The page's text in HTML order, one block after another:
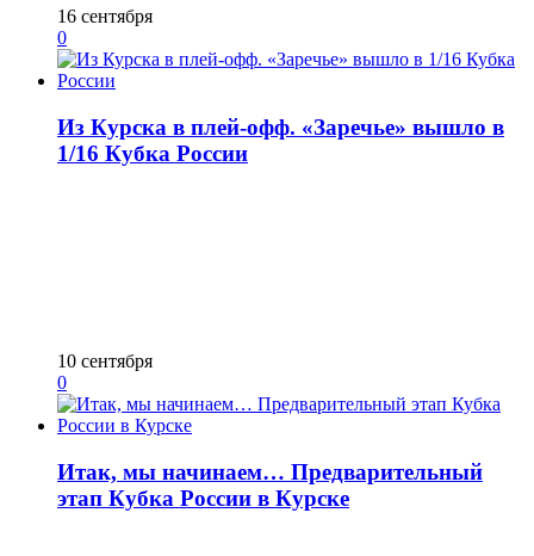
16 сентября
0
Из Курска в плей-офф. «Заречье» вышло в
1/16 Кубка России
10 сентября
0
Итак, мы начинаем… Предварительный
этап Кубка России в Курске